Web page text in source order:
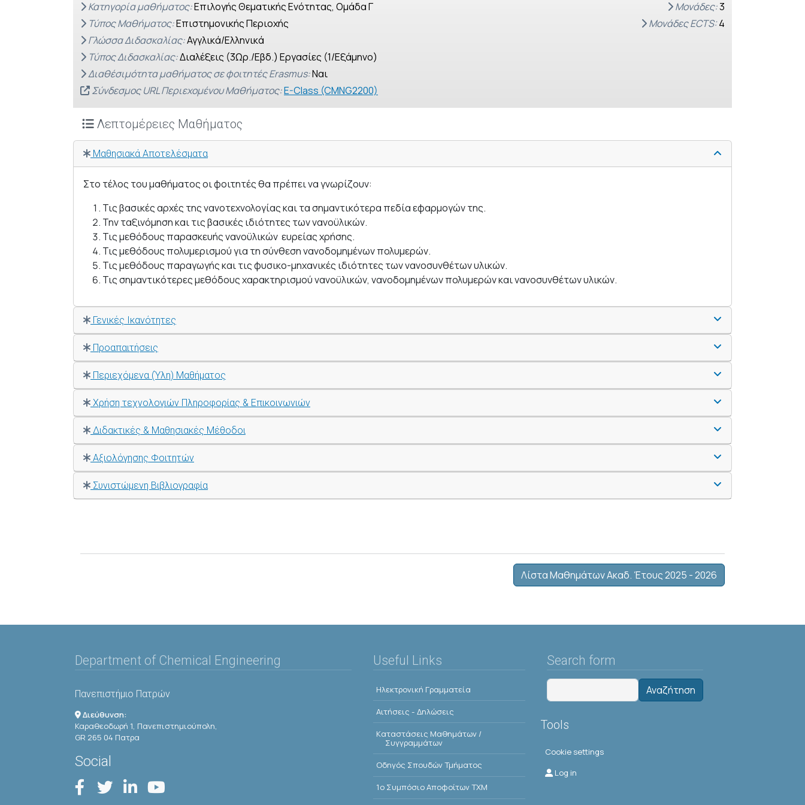
Κατηγορία μαθήματος:Επιλογής Θεματικής Ενότητας, Ομάδα Γ
Τύπος Μαθήματος:Επιστημονικής Περιοχής
Γλώσσα Διδασκαλίας:Αγγλικά/Ελληνικά
Μονάδες:3
Μονάδες ECTS:4
Τύπος Διδασκαλίας:Διαλέξεις (3Ωρ./Εβδ.) Εργασίες (1/Εξάμηνο)
Διαθέσιμότητα μαθήματος σε φοιτητές Erasmus:Ναι
Σύνδεσμος URL Περιεχομένου Μαθήματος:E-Class (CMNG2200)
Λεπτομέρειες Μαθήματος
Μαθησιακά Αποτελέσματα
Στο τέλος του μαθήματος οι φοιτητές θα πρέπει να γνωρίζουν:
Τις βασικές αρχές της νανοτεχνολογίας και τα σημαντικότερα πεδία εφαρμογών της.
Την ταξινόμηση και τις βασικές ιδιότητες των νανοϋλικών.
Τις μεθόδους παρασκευής νανοϋλικών ευρείας χρήσης.
Τις μεθόδους πολυμερισμού για τη σύνθεση νανοδομημένων πολυμερών.
Τις μεθόδους παραγωγής και τις φυσικο-μηχανικές ιδιότητες των νανοσυνθέτων υλικών.
Τις σημαντικότερες μεθόδους χαρακτηρισμού νανοϋλικών, νανοδομημένων πολυμερών και νανοσυνθέτων υλικών.
Γενικές Ικανότητες
Προαπαιτήσεις
Περιεχόμενα (Ύλη) Μαθήματος
Χρήση τεχνολογιών Πληροφορίας & Επικοινωνιών
Διδακτικές & Μαθησιακές Μέθοδοι
Αξιολόγησης Φοιτητών
Συνιστώμενη Βιβλιογραφία
Λίστα Μαθημάτων Ακαδ. Έτους 2025 - 2026
Department of Chemical Engineering
Πανεπιστήμιο Πατρών
Διεύθυνση:
Καραθεοδωρή 1, Πανεπιστημιούπολη,
GR 265 04 Πατρα
Social
Useful Links
Ηλεκτρονική Γραμματεία
Αιτήσεις - Δηλώσεις
Kαταστάσεις Μαθημάτων /
Συγγραμμάτων
Οδηγός Σπουδών Τμήματος
1o Συμπόσιο Αποφοίτων ΤΧΜ
Search form
Αναζήτηση
Tools
Cookie settings
Μενού λογαριασμού χρήστη
Log in